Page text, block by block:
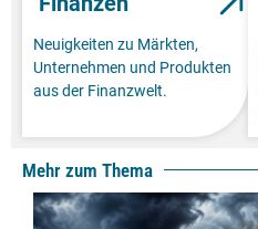
Neuigkeiten zu Märkten,
Unternehmen und Produkten
aus der Finanzwelt.
Mehr zum Thema